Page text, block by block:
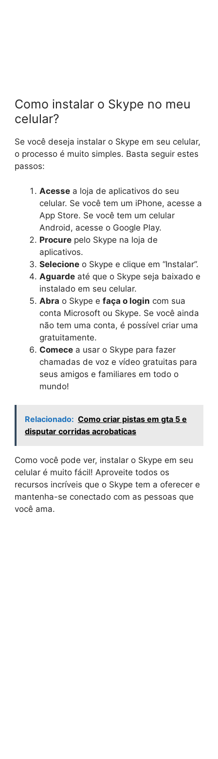
Como instalar o Skype no meu
celular?
Se você deseja instalar o Skype em seu celular,
o processo é muito simples. Basta seguir estes
passos:
Acesse a loja de aplicativos do seu
celular. Se você tem um iPhone, acesse a
App Store. Se você tem um celular
Android, acesse o Google Play.
Procure pelo Skype na loja de
aplicativos.
Selecione o Skype e clique em “Instalar”.
Aguarde até que o Skype seja baixado e
instalado em seu celular.
Abra o Skype e faça o login com sua
conta Microsoft ou Skype. Se você ainda
não tem uma conta, é possível criar uma
gratuitamente.
Comece a usar o Skype para fazer
chamadas de voz e vídeo gratuitas para
seus amigos e familiares em todo o
mundo!
Relacionado: Como criar pistas em gta 5 e
disputar corridas acrobaticas
Como você pode ver, instalar o Skype em seu
celular é muito fácil! Aproveite todos os
recursos incríveis que o Skype tem a oferecer e
mantenha-se conectado com as pessoas que
você ama.